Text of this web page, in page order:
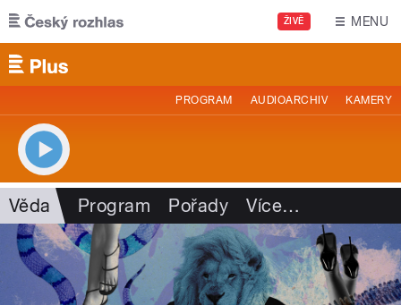
Přejít k hlavnímu obsahu
ŽIVĚ MENU
PROGRAM AUDIOARCHIV KAMERY
Věda Program Pořady Více…